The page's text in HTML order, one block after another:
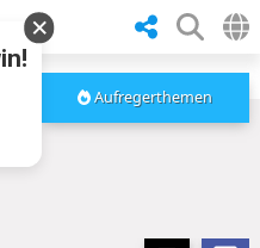
Aufregerthemen